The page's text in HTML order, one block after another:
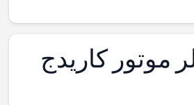
موتور كاريدج